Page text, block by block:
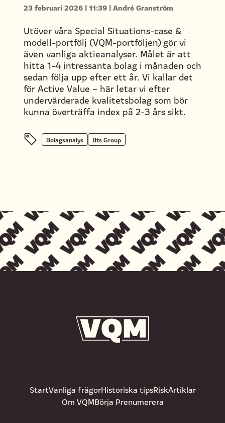
23 februari 2026 |11:39 |André Granström
Utöver våra Special Situations-case &
modell-portfölj (VQM-portföljen) gör vi
även vanliga aktieanalyser. Målet är att
hitta 1-4 intressanta bolag i månaden och
sedan följa upp efter ett år. Vi kallar det
för Active Value – här letar vi efter
undervärderade kvalitetsbolag som bör
kunna överträffa index på 2-3 års sikt.
Bolagsanalys Bts Group
StartVanliga frågorHistoriska tipsRiskArtiklar
Om VQMBörja Prenumerera